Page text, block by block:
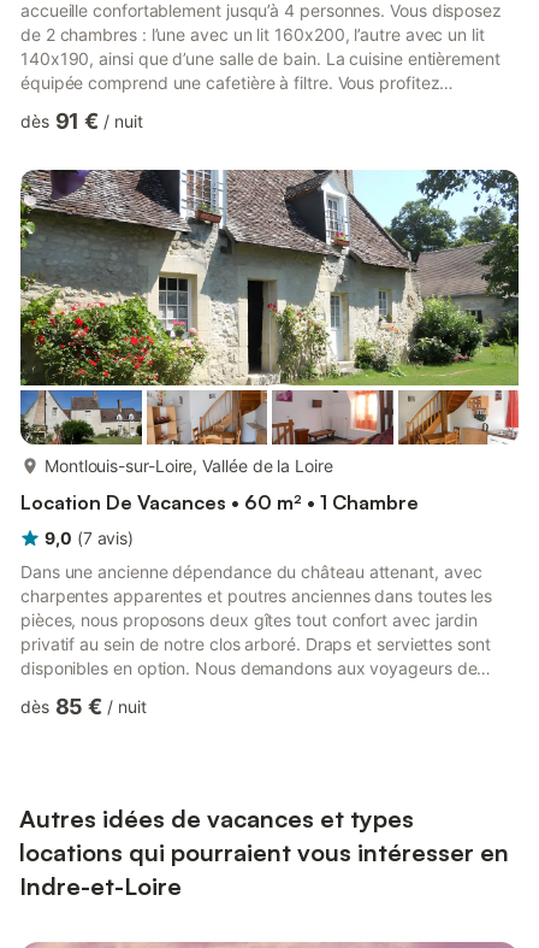
accueille confortablement jusqu’à 4 personnes. Vous disposez
de 2 chambres : l’une avec un lit 160x200, l’autre avec un lit
140x190, ainsi que d’une salle de bain. La cuisine entièrement
équipée comprend une cafetière à filtre. Vous profitez
barbecue privatif avec bois fourni. Détendez-vous sur votre
et accédez à un jardin arboré de 1 300 m² au bord de l’eau. La
pêche est possible dans le bief grâce au prêt...
dès 91 € / nuit
Montlouis-sur-Loire, Vallée de la Loire
Location De Vacances • 60 m² • 1 Chambre
9,0 (7 avis)
Dans une ancienne dépendance du château attenant, avec
charpentes apparentes et poutres anciennes dans toutes les
pièces, nous proposons deux gîtes tout confort avec jardin
privatif au sein de notre clos arboré. Draps et serviettes sont
disponibles en option. Nous demandons aux voyageurs de
arrivée, sinon le ménage est disponible en option moyennant
dès 85 € / nuit
Autres idées de vacances et types
locations qui pourraient vous intéresser en
Indre-et-Loire